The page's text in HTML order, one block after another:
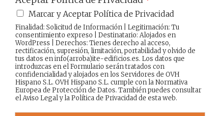
Marcar y Aceptar Política de Privacidad
Finalidad: Solicitud de Información | Legitimación: Tu
consentimiento expreso | Destinatario: Alojados en
WordPress | Derechos: Tienes derecho al acceso,
rectificación, supresión, limitación, portabilidad y olvido de
tus datos en info(arroba)ite-edificios.es. Los datos que
introduzcas en el Formulario serán tratados con
confidencialidad y alojados en los Servidores de OVH
Hispano S.L. OVH Hispano S.L. cumple con la Normativa
Europea de Protección de Datos. También puedes consultar
elAviso Legaly laPolítica de Privacidadde esta web.